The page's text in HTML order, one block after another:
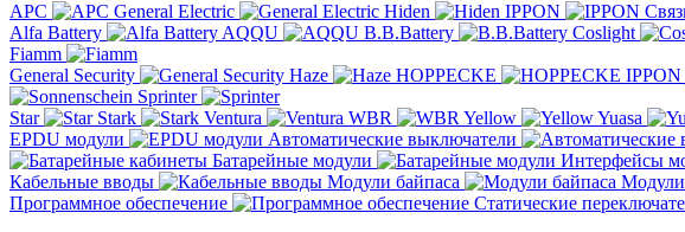
APC General Electric Hiden IPPON
Alfa Battery
AQQU B.B.Battery Coslight
Fiamm
General Security
Haze HOPPECKE IPPON
Sprinter
Star
Stark Ventura WBR Yellow Yuasa
EPDU модули
Автоматические выключатели
Батарейные модули
Интерфейсы
Кабельные вводы
Модули байпаса
Модули
Программное обеспечение
Статические